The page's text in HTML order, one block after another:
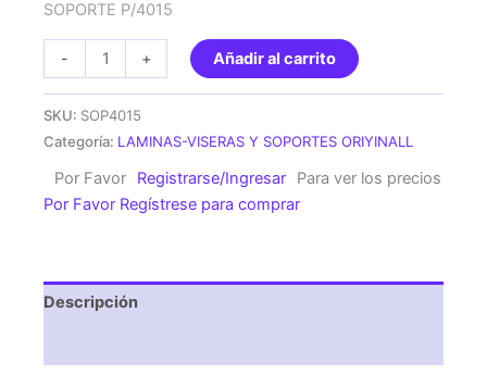
SOPORTE P/4015
-
SOPORTE
P/4015
+ Añadir al carrito
SKU: SOP4015
Categoría: LAMINAS-VISERAS Y SOPORTES ORIYINALL
Por Favor Registrarse/Ingresar
Para ver los precios
Por Favor Regístrese para comprar
Descripción